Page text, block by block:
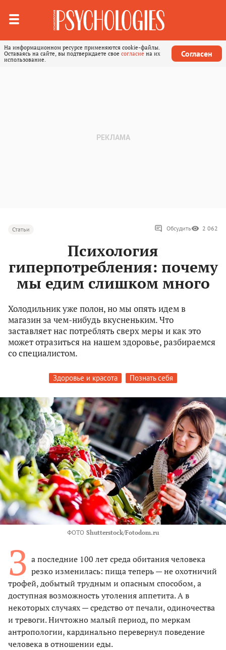
На информационном ресурсе применяются cookie-файлы.
Оставаясь на сайте, вы подтверждаете свое согласие на их
использование.
Согласен
Статьи Обсудить 2 062
Психология
гиперпотребления: почему
мы едим слишком много
Холодильник уже полон, но мы опять идем в
магазин за чем-нибудь вкусненьким. Что
заставляет нас потреблять сверх меры и как это
может отразиться на нашем здоровье, разбираемся
со специалистом.
Здоровье и красота Познать себя
ФОТО Shutterstock/Fotodom.ru
З а последние 100 лет среда обитания человека
резко изменилась: пища теперь — не охотничий
трофей, добытый трудным и опасным способом, а
доступная возможность утоления аппетита. А в
некоторых случаях — средство от печали, одиночества
и тревоги. Ничтожно малый период, по меркам
антропологии, кардинально перевернул поведение
человека в отношении еды.